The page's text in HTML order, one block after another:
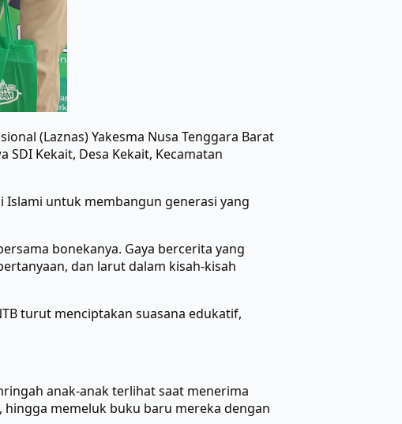
(Laznas) Yakesma Nusa Tenggara Barat
SDI Kekait, Desa Kekait, Kecamatan
untuk membangun generasi yang
bonekanya. Gaya bercerita yang
dan larut dalam kisah-kisah
turut menciptakan suasana edukatif,
anak-anak terlihat saat menerima
memeluk buku baru mereka dengan